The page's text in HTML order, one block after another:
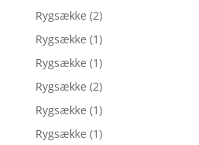
Rygsække (2)
Rygsække (1)
Rygsække (1)
Rygsække (2)
Rygsække (1)
Rygsække (1)